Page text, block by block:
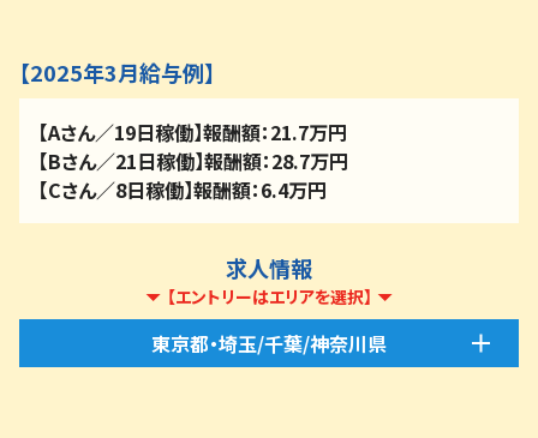
【2025年3月給与例】
【Aさん／19日稼働】報酬額：21.7万円
【Bさん／21日稼働】報酬額：28.7万円
【Cさん／8日稼働】報酬額：6.4万円
求人情報
【エントリーはエリアを選択】
東京都・埼玉/千葉/神奈川県